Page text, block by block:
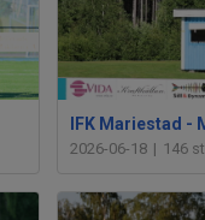
2026-06-18 | 146 st